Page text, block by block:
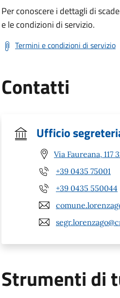
Per conoscere i dettagli di
e le condizioni di servizio.
Termini e condizioni di servizio
Contatti
Ufficio
Via Faureana,
+39 0435 75001
+39 0435 550044
Strumenti di